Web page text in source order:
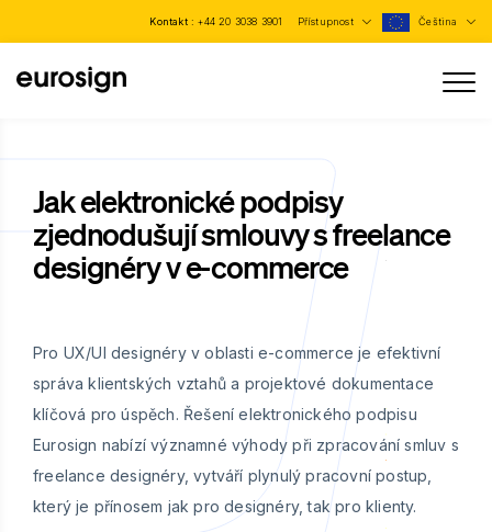
Kontakt :+44 20 3038 3901 Přístupnost Čeština
Jak elektronické podpisy
zjednodušují smlouvy s freelance
designéry v e-commerce
Pro UX/UI designéry v oblasti e-commerce je efektivní
správa klientských vztahů a projektové dokumentace
klíčová pro úspěch. Řešení elektronického podpisu
Eurosign nabízí významné výhody při zpracování smluv s
freelance designéry, vytváří plynulý pracovní postup,
který je přínosem jak pro designéry, tak pro klienty.